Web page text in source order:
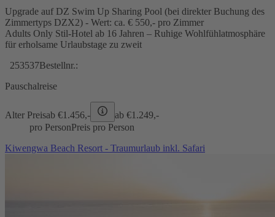
Upgrade auf DZ Swim Up Sharing Pool (bei direkter Buchung des
Zimmertyps DZX2) - Wert: ca. € 550,- pro Zimmer
Adults Only Stil-Hotel ab 16 Jahren – Ruhige Wohlfühlatmosphäre
für erholsame Urlaubstage zu zweit
253537Bestellnr.:
Pauschalreise
Alter Preisab €1.456,- ab €1.249,-
pro PersonPreis pro Person
Kiwengwa Beach Resort - Traumurlaub inkl. Safari